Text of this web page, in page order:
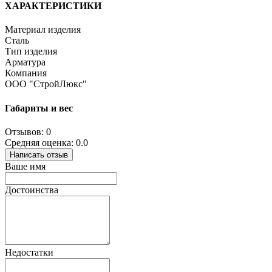
ХАРАКТЕРИСТИКИ
Материал изделия
Сталь
Тип изделия
Арматура
Компания
ООО "СтройЛюкс"
Габариты и вес
Отзывов: 0
Средняя оценка: 0.0
Написать отзыв
Ваше имя
Достоинства
Недостатки